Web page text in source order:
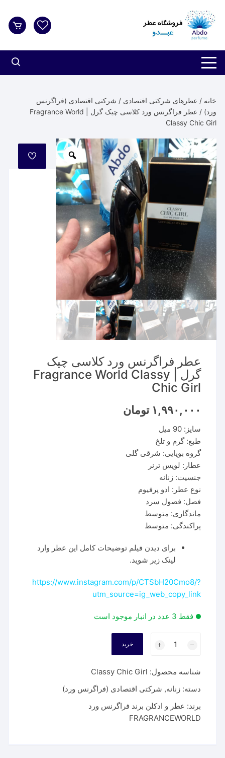
شدن
خانه / عطرهای شرکتی اقتصادی / شرکتی اقتصادی (فراگرنس
ورد)
/ عطر فراگرنس ورد کلاسی چیک گرل | Fragrance World
Classy Chic Girl
مورد
علاقه
عطر فراگرنس ورد کلاسی چیک
گرل | Fragrance World Classy
Chic Girl
۱,۹۹۰,۰۰۰ تومان
سایز: 90 میل
طبع: گرم و تلخ
گروه بویایی: شرقی گلی
عطار: لویس ترنر
جنسیت: زنانه
نوع عطر: ادو پرفیوم
فصل: فصول سرد
ماندگاری: متوسط
پراکندگی: متوسط
برای دیدن فیلم توضیحات کامل این عطر وارد
لینک زیر شوید.
https://www.instagram.com/p/CTSbH20Cmo8/?
utm_source=ig_web_copy_link
فقط 3 عدد در انبار موجود است
فراگرنس
کلاسی
چیک
|
Fragrance
خرید
شناسه محصول: Classy Chic Girl
دسته:زنانه, شرکتی اقتصادی (فراگرنس ورد)
برند: عطر و ادکلن برند فراگرنس ورد
FRAGRANCEWORLD